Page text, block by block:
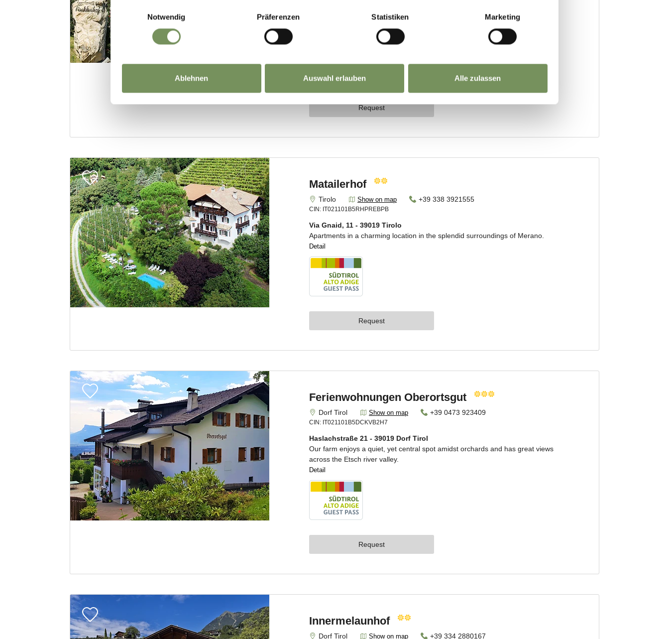
Einwilligungsauswahl
Notwendig
Präferenzen Statistiken Marketing
Ablehnen Auswahl erlauben Alle zulassen